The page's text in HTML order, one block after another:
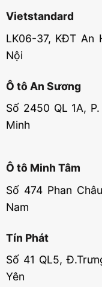
Vietstandard
LK06-37, KĐT An
Nội
Ô tô An Sương
Số 2450 QL 1A,
Minh
Ô tô Minh Tâm
Số 474 Phan
Nam
Tín Phát
Số 41 QL5,
Yên